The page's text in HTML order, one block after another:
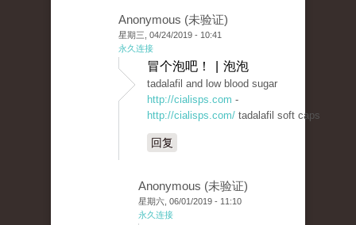
Anonymous (未验证)
星期三, 04/24/2019 - 10:41
永久连接
冒个泡吧！ | 泡泡
tadalafil and low blood sugar
http://cialisps.com -
http://cialisps.com/ tadalafil soft caps
回复
Anonymous (未验证)
星期六, 06/01/2019 - 11:10
永久连接